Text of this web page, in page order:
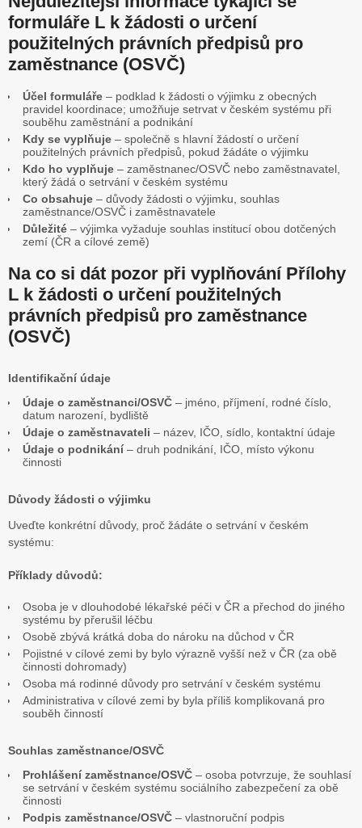
formuláře L k žádosti o určení
použitelných právních předpisů pro
zaměstnance (OSVČ)
Účel formuláře – podklad k žádosti o výjimku z obecných
pravidel koordinace; umožňuje setrvat v českém systému při
souběhu zaměstnání a podnikání
Kdy se vyplňuje – společně s hlavní žádostí o určení
použitelných právních předpisů, pokud žádáte o výjimku
Kdo ho vyplňuje – zaměstnanec/OSVČ nebo zaměstnavatel,
který žádá o setrvání v českém systému
Co obsahuje – důvody žádosti o výjimku, souhlas
zaměstnance/OSVČ i zaměstnavatele
Důležité – výjimka vyžaduje souhlas institucí obou dotčených
zemí (ČR a cílové země)
Na co si dát pozor při vyplňování Přílohy
L k žádosti o určení použitelných
právních předpisů pro zaměstnance
(OSVČ)
Identifikační údaje
Údaje o zaměstnanci/OSVČ – jméno, příjmení, rodné číslo,
datum narození, bydliště
Údaje o zaměstnavateli – název, IČO, sídlo, kontaktní údaje
Údaje o podnikání– druh podnikání, IČO, místo výkonu
činnosti
Důvody žádosti o výjimku
Uveďte konkrétní důvody, proč žádáte o setrvání v českém
systému:
Příklady důvodů:
Osoba je v dlouhodobé lékařské péči v ČR a přechod do jiného
systému by přerušil léčbu
Osobě zbývá krátká doba do nároku na důchod v ČR
Pojistné v cílové zemi by bylo výrazně vyšší než v ČR (za obě
činnosti dohromady)
Osoba má rodinné důvody pro setrvání v českém systému
Administrativa v cílové zemi by byla příliš komplikovaná pro
souběh činností
Souhlas zaměstnance/OSVČ
Prohlášení zaměstnance/OSVČ – osoba potvrzuje, že souhlasí
se setrvání v českém systému sociálního zabezpečení za obě
činnosti
Podpis zaměstnance/OSVČ – vlastnoruční podpis